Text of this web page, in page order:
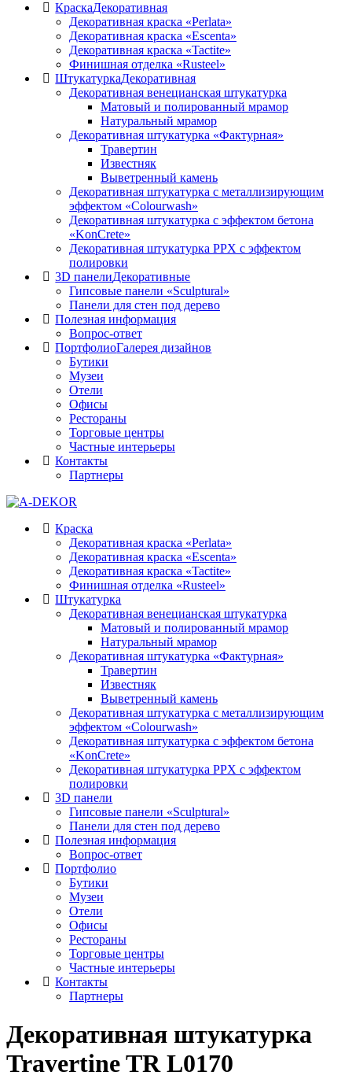
КраскаДекоративная
Декоративная краска «Perlata»
Декоративная краска «Escenta»
Декоративная краска «Tactite»
Финишная отделка «Rusteel»
ШтукатуркаДекоративная
Декоративная венецианская штукатурка
Матовый и полированный мрамор
Натуральный мрамор
Декоративная штукатурка «Фактурная»
Травертин
Известняк
Выветренный камень
Декоративная штукатурка с металлизирующим
эффектом «Colourwash»
Декоративная штукатурка с эффектом бетона
«KonCrete»
Декоративная штукатурка PPX с эффектом
полировки
3D панелиДекоративные
Гипсовые панели «Sculptural»
Панели для стен под дерево
Полезная информация
Вопрос-ответ
ПортфолиоГалерея дизайнов
Бутики
Музеи
Отели
Офисы
Рестораны
Торговые центры
Частные интерьеры
Контакты
Партнеры
Краска
Декоративная краска «Perlata»
Декоративная краска «Escenta»
Декоративная краска «Tactite»
Финишная отделка «Rusteel»
Штукатурка
Декоративная венецианская штукатурка
Матовый и полированный мрамор
Натуральный мрамор
Декоративная штукатурка «Фактурная»
Травертин
Известняк
Выветренный камень
Декоративная штукатурка с металлизирующим
эффектом «Colourwash»
Декоративная штукатурка с эффектом бетона
«KonCrete»
Декоративная штукатурка PPX с эффектом
полировки
3D панели
Гипсовые панели «Sculptural»
Панели для стен под дерево
Полезная информация
Вопрос-ответ
Портфолио
Бутики
Музеи
Отели
Офисы
Рестораны
Торговые центры
Частные интерьеры
Контакты
Партнеры
Декоративная штукатурка
TravertineTR L0170